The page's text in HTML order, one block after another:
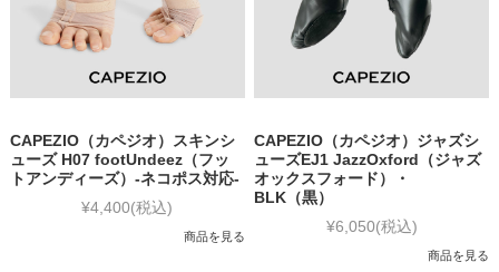
CAPEZIO（カペジオ）スキンシ
ューズ H07 footUndeez（フッ
トアンディーズ）-ネコポス対応-
¥4,400(税込)
商品を見る
CAPEZIO（カペジオ）ジャズシ
ューズEJ1 JazzOxford（ジャズ
オックスフォード）・
BLK（黒）
¥6,050(税込)
商品を見る